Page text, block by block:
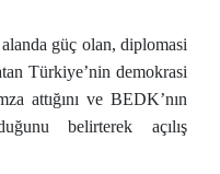
güç olan, diplomasi
Türkiye’nin demokrasi
attığını ve BEDK’nın
belirterek açılış